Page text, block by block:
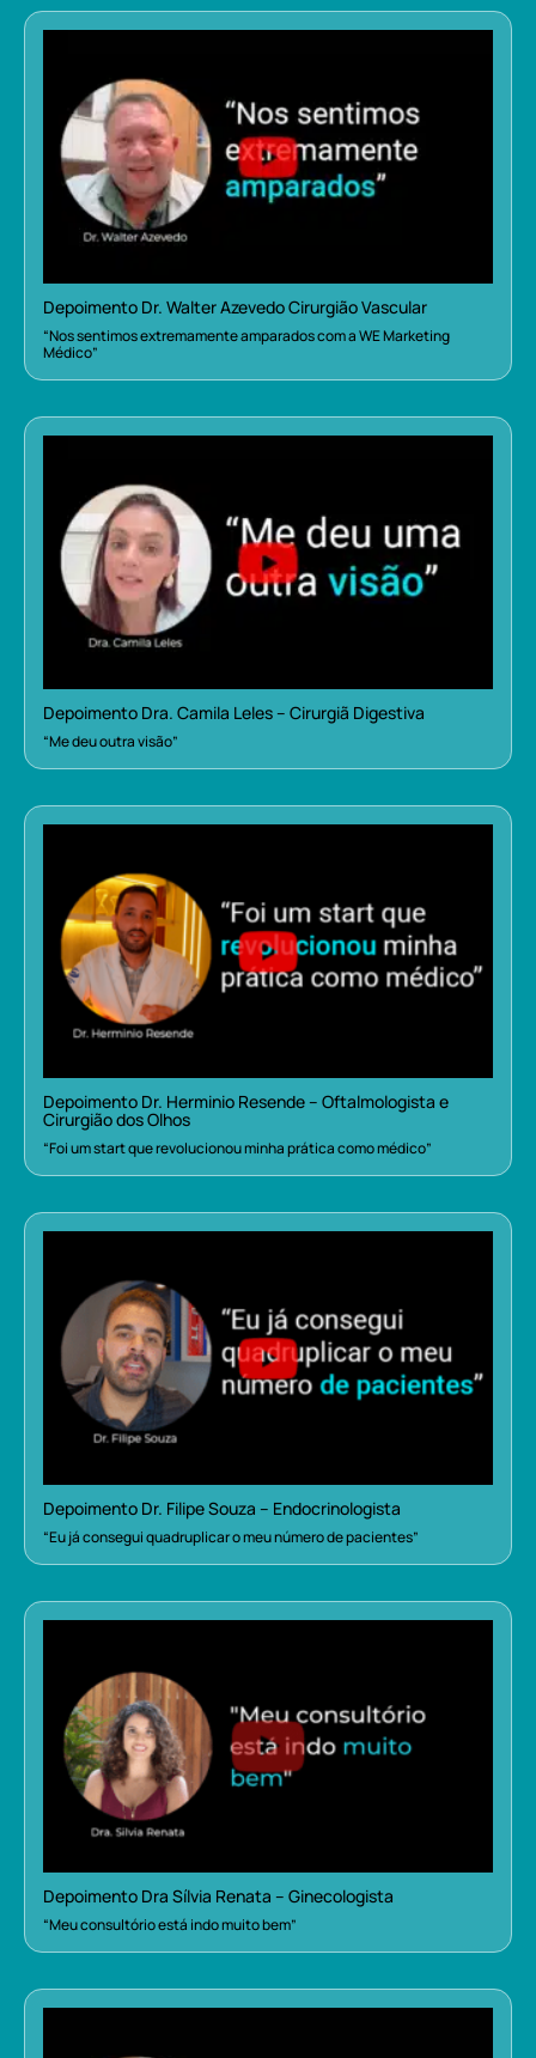
Depoimento Dr. Walter Azevedo Cirurgião Vascular
“Nos sentimos extremamente amparados com a WE Marketing
Médico”
Depoimento Dra. Camila Leles – Cirurgiã Digestiva
“Me deu outra visão”
Depoimento Dr. Herminio Resende – Oftalmologista e
Cirurgião dos Olhos
“Foi um start que revolucionou minha prática como médico”
Depoimento Dr. Filipe Souza – Endocrinologista
“Eu já consegui quadruplicar o meu número de pacientes”
Depoimento Dra Sílvia Renata – Ginecologista
“Meu consultório está indo muito bem”